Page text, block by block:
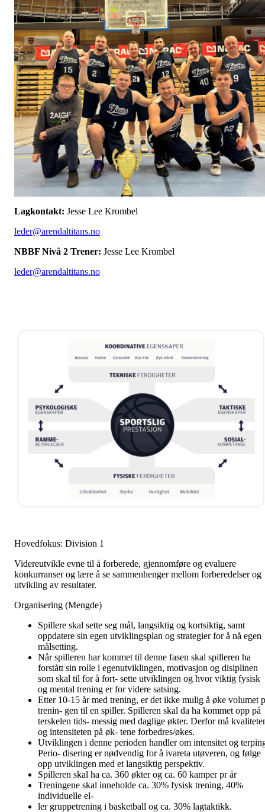
Lagkontakt: Jesse Lee Krombel
leder@arendaltitans.no
NBBF Nivå 2 Trener: Jesse Lee Krombel
leder@arendaltitans.no
Hovedfokus: Division 1
Videreutvikle evne til å forberede, gjennomføre og evaluere
konkurranser og lære å se sammenhenger mellom forberedelser og
utvikling av resultater.
Organisering (Mengde)
Spillere skal sette seg mål, langsiktig og kortsiktig, samt
oppdatere sin egen utviklingsplan og strategier for å nå egen
målsetting.
Når spilleren har kommet til denne fasen skal spilleren ha
forstått sin rolle i egenutviklingen, motivasjon og disiplinen
som skal til for å fort- sette utviklingen og hvor viktig fysisk
og mental trening er for videre satsing.
Etter 10-15 år med trening, er det ikke mulig å øke volumet
trenin- gen til en spiller. Spilleren skal da ha kommet opp på
terskelen tids- messig med daglige økter. Derfor må
og intensiteten på øk- tene forbedres/økes.
Utviklingen i denne perioden handler om intensitet og
Perio- disering er nødvendig for å ivareta utøveren, og følge
opp utviklingen med et langsiktig perspektiv.
Spilleren skal ha ca. 360 økter og ca. 60 kamper pr år
Treningene skal inneholde ca. 30% fysisk trening, 40%
individuelle el-
ler gruppetrening i basketball og ca. 30% lagtaktikk.